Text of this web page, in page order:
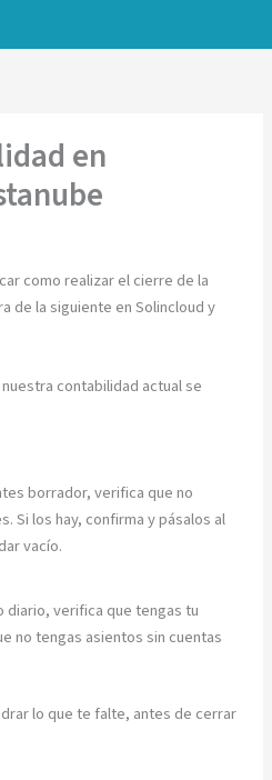
en
como realizar el cierre de la
de la siguiente en Solincloud y
contabilidad actual se
borrador, verifica que no
Si los hay, confirma y pásalos al
vacío.
diario, verifica que tengas tu
no tengas asientos sin cuentas
lo que te falte, antes de cerrar